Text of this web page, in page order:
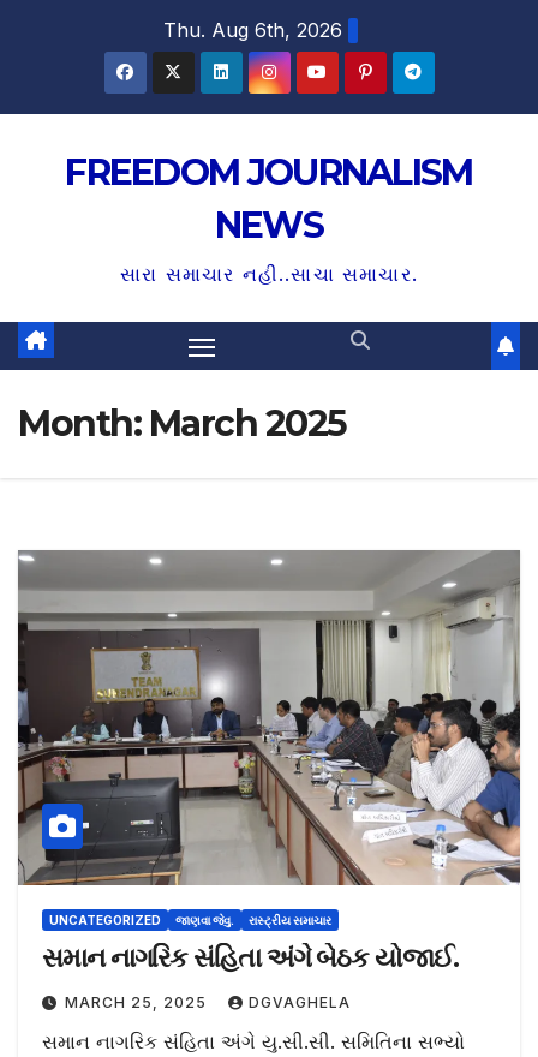
e
Thu. Aug 6th, 2026
FREEDOM JOURNALISM
NEWS
સારા સમાચાર નહી..સાચા સમાચાર.
Month: March 2025
UNCATEGORIZED જાણવા જેવુ. રાસ્ટ્રીય સમાચાર
સમાન નાગરિક સંહિતા અંગે બેઠક યોજાઈ.
MARCH 25, 2025 DGVAGHELA
સમાન નાગરિક સંહિતા અંગે યુ.સી.સી. સમિતિના સભ્યો